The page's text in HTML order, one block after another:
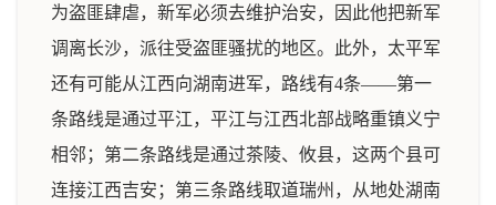
为盗匪肆虐，新军必须去维护治安，因此他把新军
调离长沙，派往受盗匪骚扰的地区。此外，太平军
还有可能从江西向湖南进军，路线有4条——第一
条路线是通过平江，平江与江西北部战略重镇义宁
相邻；第二条路线是通过茶陵、攸县，这两个县可
连接江西吉安；第三条路线取道瑞州，从地处湖南